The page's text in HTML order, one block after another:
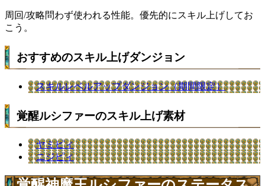
周回/攻略問わず使われる性能。優先的にスキル上げしてお
こう。
おすすめのスキル上げダンジョン
スキルレベルアップダンジョン（期間限定）
覚醒ルシファーのスキル上げ素材
ヤミピィ
ニジピィ